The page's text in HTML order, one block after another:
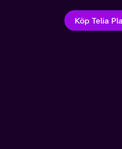
Köp Telia